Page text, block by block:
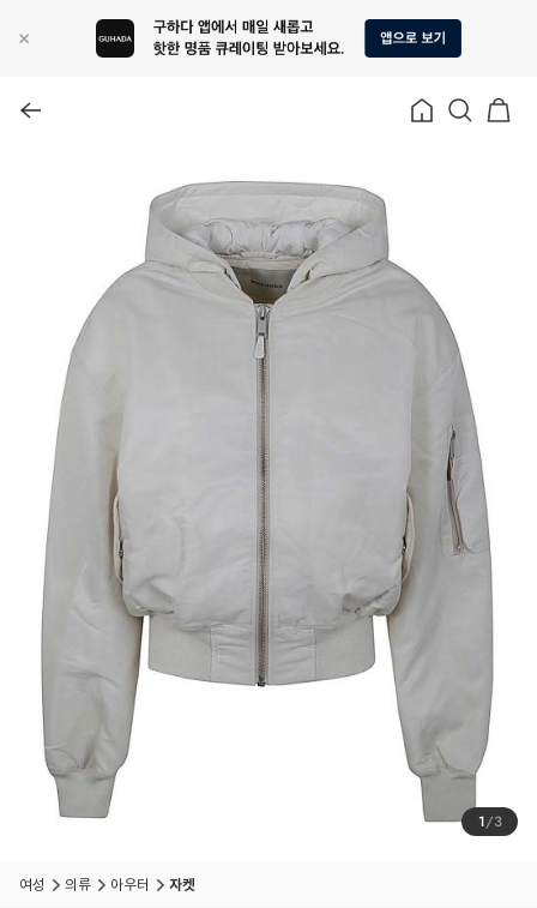
1/3
여성 의류 아우터 자켓